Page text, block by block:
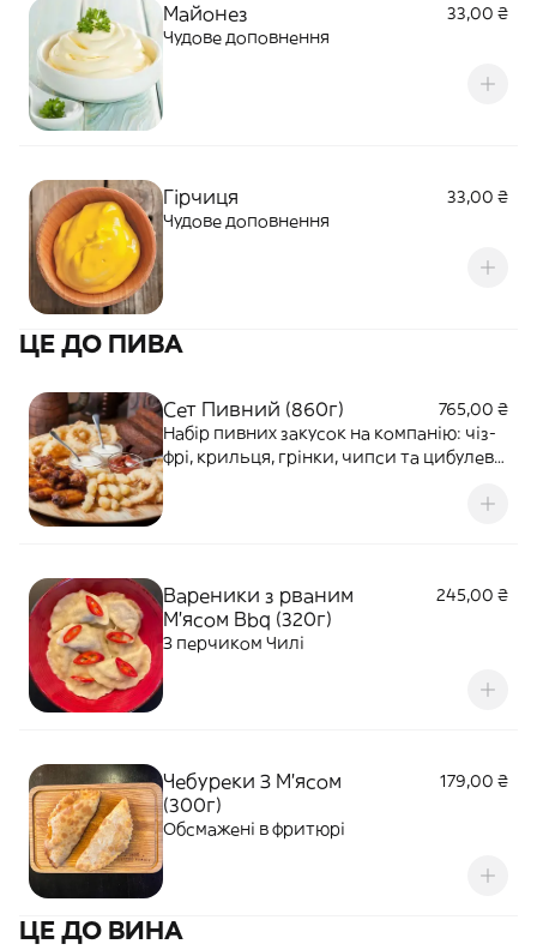
Майонез
33,00 ₴
Чудове доповнення
Гірчиця
33,00 ₴
Чудове доповнення
ЦЕ ДО ПИВА
Сет Пивний (860г)
765,00 ₴
Набір пивних закусок на компанію: чіз-
фрі, крильця, грінки, чипси та цибулеві
Вареники з рваним
М'ясом Bbq (320г)
245,00 ₴
З перчиком Чилі
Чебуреки З М'ясом
(300г)
179,00 ₴
Обсмажені в фритюрі
ЦЕ ДО ВИНА